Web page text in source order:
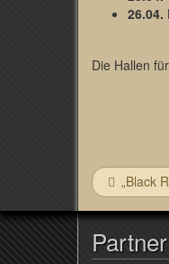
Die Hallen
„Black
Partner